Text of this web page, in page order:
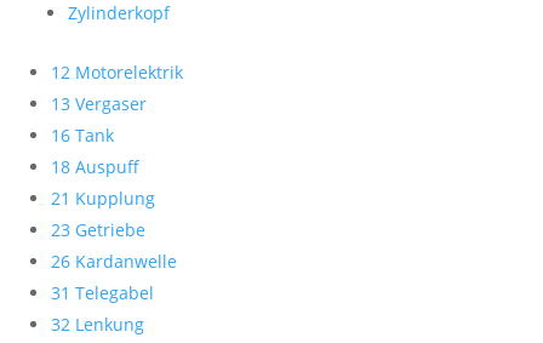
Zylinderkopf
12 Motorelektrik
13 Vergaser
16 Tank
18 Auspuff
21 Kupplung
23 Getriebe
26 Kardanwelle
31 Telegabel
32 Lenkung